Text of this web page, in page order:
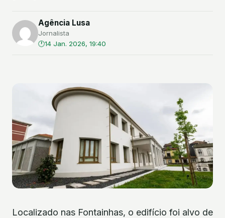
Agência Lusa
Jornalista
14 Jan. 2026, 19:40
Localizado nas Fontainhas, o edifício foi alvo de